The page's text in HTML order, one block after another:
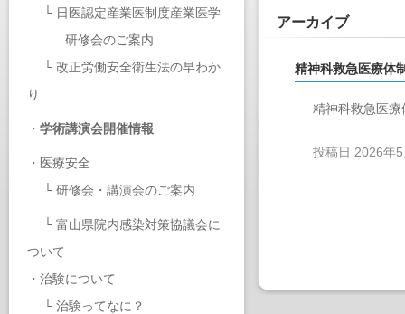
└ 日医認定産業医制度産業医学
研修会のご案内
└ 改正労働安全衛生法の早わか
り
・ 学術講演会開催情報
・ 医療安全
└ 研修会・講演会のご案内
└ 富山県院内感染対策協議会に
ついて
・ 治験について
└ 治験ってなに？
アーカイブ
精神科救急医療体
精神科救急医
投稿日 2026年